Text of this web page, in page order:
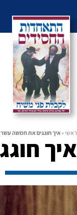
ראשי »איך חוגגים את חמשה
איך